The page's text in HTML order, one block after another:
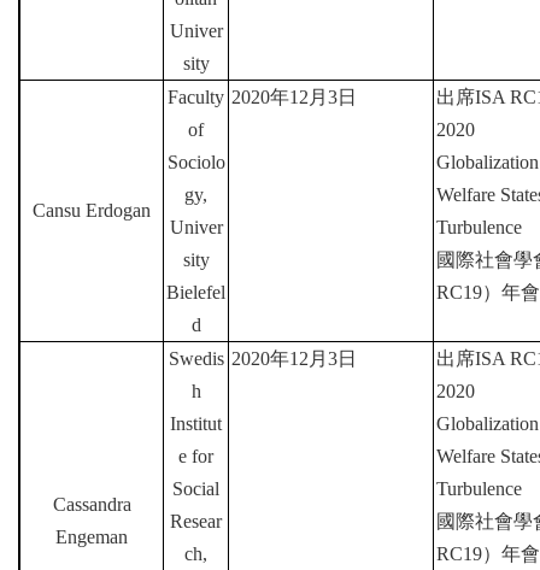
Univer
sity
Cansu Erdogan
Faculty
of
Sociolo
gy,
Univer
sity
Bielefel
d
2020年12 月 3日 出席ISA
2020
Welfare
Turbulence
國際社會學
RC19）年會
Cassandra
Engeman
Swedis
h
Institut
e for
Social
Resear
ch,
2020年12 月 3日 出席ISA
2020
Welfare
Turbulence
國際社會學
RC19）年會